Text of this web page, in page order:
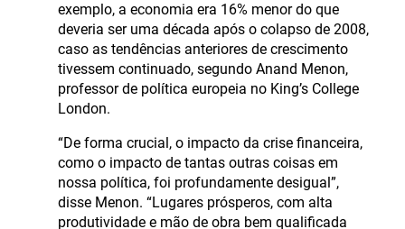
exemplo, a economia era 16% menor do que
deveria ser uma década após o colapso de 2008,
caso as tendências anteriores de crescimento
tivessem continuado, segundo Anand Menon,
professor de política europeia no King’s College
London.
“De forma crucial, o impacto da crise financeira,
como o impacto de tantas outras coisas em
nossa política, foi profundamente desigual”,
disse Menon. “Lugares prósperos, com alta
produtividade e mão de obra bem qualificada